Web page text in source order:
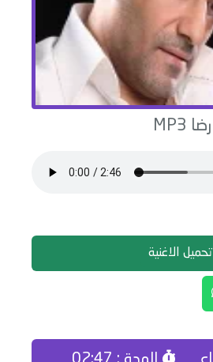
رضا
تحميل الاغنية